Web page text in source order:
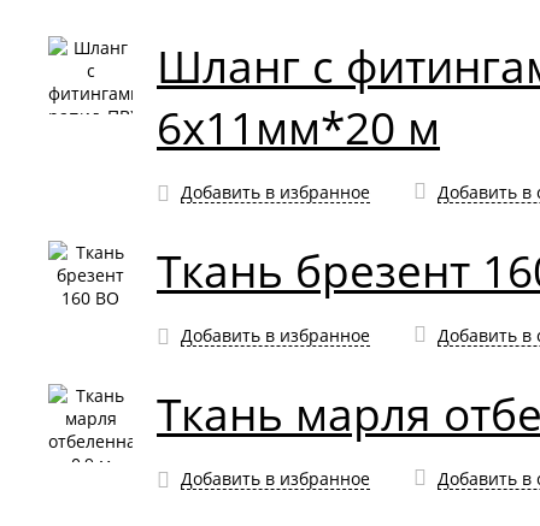
Шланг с
6x11мм*20 м
Добавить в избранное Добавить в
Ткань брезент
Добавить в избранное Добавить в
Ткань марля
Добавить в избранное Добавить в